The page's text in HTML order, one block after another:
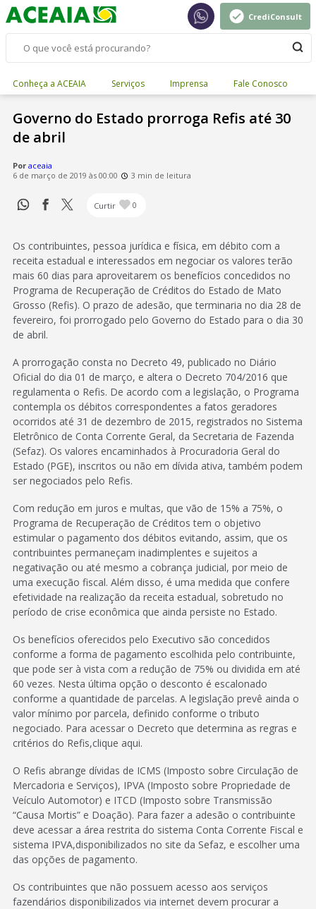
CrediConsult
Conheça a ACEAIA Serviços Imprensa Fale Conosco
Governo do Estado prorroga Refis até 30
de abril
Por aceaia
6 de março de 2019 às 00:00
3 min de leitura
Curtir 0
Os contribuintes, pessoa jurídica e física, em débito com a
receita estadual e interessados em negociar os valores terão
mais 60 dias para aproveitarem os benefícios concedidos no
Programa de Recuperação de Créditos do Estado de Mato
Grosso (Refis). O prazo de adesão, que terminaria no dia 28 de
fevereiro, foi prorrogado pelo Governo do Estado para o dia 30
de abril.
A prorrogação consta no Decreto 49, publicado no Diário
Oficial do dia 01 de março, e altera o Decreto 704/2016 que
regulamenta o Refis. De acordo com a legislação, o Programa
contempla os débitos correspondentes a fatos geradores
ocorridos até 31 de dezembro de 2015, registrados no Sistema
Eletrônico de Conta Corrente Geral, da Secretaria de Fazenda
(Sefaz). Os valores encaminhados à Procuradoria Geral do
Estado (PGE), inscritos ou não em dívida ativa, também podem
ser negociados pelo Refis.
Com redução em juros e multas, que vão de 15% a 75%, o
Programa de Recuperação de Créditos tem o objetivo
estimular o pagamento dos débitos evitando, assim, que os
contribuintes permaneçam inadimplentes e sujeitos a
negativação ou até mesmo a cobrança judicial, por meio de
uma execução fiscal. Além disso, é uma medida que confere
efetividade na realização da receita estadual, sobretudo no
período de crise econômica que ainda persiste no Estado.
Os benefícios oferecidos pelo Executivo são concedidos
conforme a forma de pagamento escolhida pelo contribuinte,
que pode ser à vista com a redução de 75% ou dividida em até
60 vezes. Nesta última opção o desconto é escalonado
conforme a quantidade de parcelas. A legislação prevê ainda o
valor mínimo por parcela, definido conforme o tributo
negociado. Para acessar o Decreto que determina as regras e
critérios do Refis,clique aqui.
O Refis abrange dívidas de ICMS (Imposto sobre Circulação de
Mercadoria e Serviços), IPVA (Imposto sobre Propriedade de
Veículo Automotor) e ITCD (Imposto sobre Transmissão
“Causa Mortis” e Doação). Para fazer a adesão o contribuinte
deve acessar a área restrita do sistema Conta Corrente Fiscal e
sistema IPVA,disponibilizados no site da Sefaz, e escolher uma
das opções de pagamento.
Os contribuintes que não possuem acesso aos serviços
fazendários disponibilizados via internet devem procurar a